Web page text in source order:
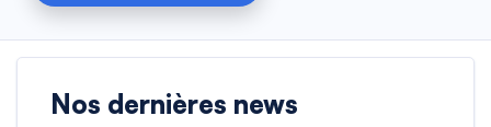
Nos dernières news